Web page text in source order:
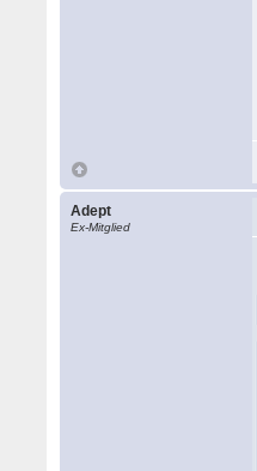
Adept
Ex-Mitglied